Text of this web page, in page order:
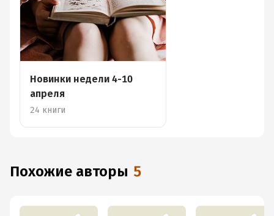
Новинки недели 4-10
апреля
24 книги
Похожие авторы 5